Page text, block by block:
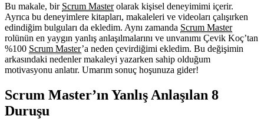
Bu makale, bir Scrum Masterolarak kişisel deneyimimi içerir.
Ayrıca bu deneyimlere kitapları, makaleleri ve videoları çalışırken
edindiğim bulguları da ekledim. Aynı zamanda Scrum Master
rolünün en yaygın yanlış anlaşılmalarını ve unvanımı Çevik Koç’tan
%100 Scrum Master’a neden çevirdiğimi ekledim. Bu değişimin
arkasındaki nedenler makaleyi yazarken sahip olduğum
motivasyonu anlatır. Umarım sonuç hoşunuza gider!
Scrum Master’ın Yanlış Anlaşılan 8
Duruşu